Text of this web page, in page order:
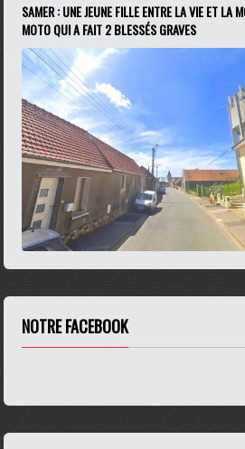
SAMER : UNE JEUNE FILLE ENTRE LA VIE ET LA
MOTO QUI A FAIT 2 BLESSÉS GRAVES
NOTRE FACEBOOK